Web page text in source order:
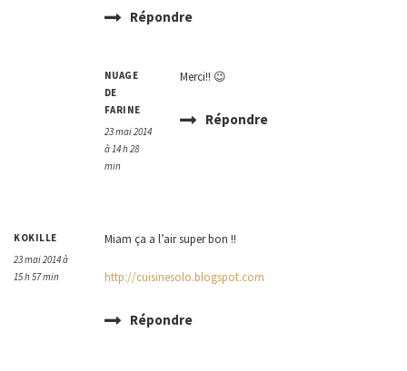
Répondre
NUAGE
DE
FARINE
23 mai 2014
à 14 h 28
min
Merci!! 😉
Répondre
KOKILLE
23 mai 2014 à
15 h 57 min
Miam ça a l’air super bon !!
http://cuisinesolo.blogspot.com
Répondre